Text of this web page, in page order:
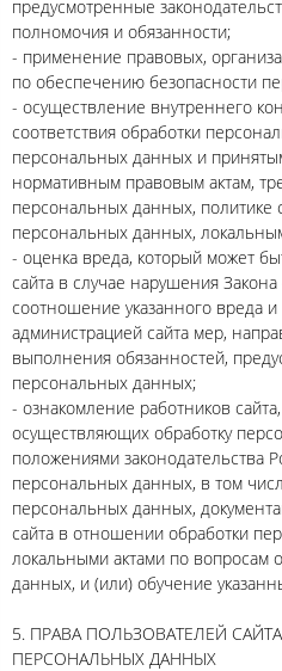
предусмотренные
полномочия и обязанности;
- применение правовых,
по обеспечению безопасности
- осуществление внутреннего
соответствия обработки
персональных данных и
нормативным правовым актам,
персональных данных, политике
персональных данных,
- оценка вреда, который может
сайта в случае нарушения
соотношение указанного вреда
администрацией сайта мер,
выполнения обязанностей,
персональных данных;
- ознакомление работников
осуществляющих обработку
положениями законодательства
персональных данных, в том
персональных данных,
сайта в отношении обработки
локальными актами по вопросам
данных, и (или) обучение
5. ПРАВА ПОЛЬЗОВАТЕЛЕЙ
ПЕРСОНАЛЬНЫХ ДАННЫХ